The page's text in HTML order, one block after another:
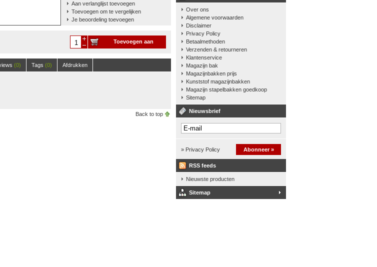
Aan verlanglijst toevoegen
Toevoegen om te vergelijken
Je beoordeling toevoegen
Toevoegen aan
(0) Tags (0) Afdrukken
Back to top
Over ons
Algemene voorwaarden
Disclaimer
Privacy Policy
Betaalmethoden
Verzenden & retourneren
Klantenservice
Magazijn bak
Magazijnbakken prijs
Kunststof magazijnbakken
Magazijn stapelbakken goedkoop
Sitemap
Nieuwsbrief
» Privacy Policy Abonneer »
RSS feeds
Nieuwste producten
Sitemap